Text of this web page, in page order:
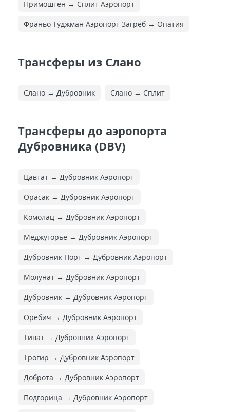
Примоштен → Сплит Аэропорт
Франьо Туджман Аэропорт Загреб → Опатия
Трансферы из Слано
Слано → Дубровник Слано → Сплит
Трансферы до аэропорта
Дубровника (DBV)
Цавтат → Дубровник Аэропорт
Орасак → Дубровник Аэропорт
Комолац → Дубровник Аэропорт
Меджугорье → Дубровник Аэропорт
Дубровник Порт → Дубровник Аэропорт
Молунат → Дубровник Аэропорт
Дубровник → Дубровник Аэропорт
Оребич → Дубровник Аэропорт
Тиват → Дубровник Аэропорт
Трогир → Дубровник Аэропорт
Доброта → Дубровник Аэропорт
Подгорица → Дубровник Аэропорт